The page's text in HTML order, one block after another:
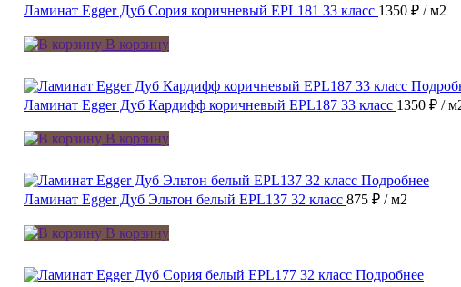
Ламинат Egger Дуб Сория коричневый EPL181 33 класс 1350 ₽ / м2
В корзину
Ламинат Egger Дуб Кардифф коричневый EPL187 33 класс 1350 ₽ /
В корзину
Подробнее
Ламинат Egger Дуб Эльтон белый EPL137 32 класс 875 ₽ / м2
В корзину
Подробнее